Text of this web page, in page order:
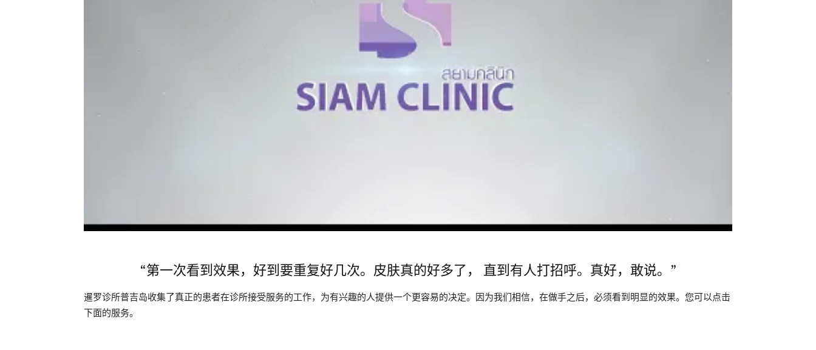
“第一次看到效果，好到要重复好几次。皮肤真的好多了， 直到有人打招呼。真好，敢说。”
暹罗诊所普吉岛收集了真正的患者在诊所接受服务的工作，为有兴趣的人提供一个更容易的决定。因为我们相信，在做手之后，必须看到明显的效果。您可以点击
下面的服务。